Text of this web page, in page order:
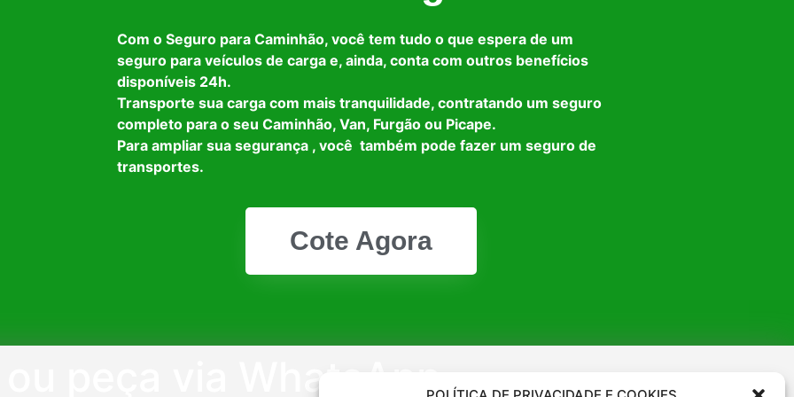
Com o Seguro para Caminhão, você tem tudo o que espera de um
seguro para veículos de carga e, ainda, conta com outros benefícios
disponíveis 24h.
Transporte sua carga com mais tranquilidade, contratando um seguro
completo para o seu Caminhão, Van, Furgão ou Picape.
Para ampliar sua segurança , você também pode fazer um seguro de
transportes.
Cote Agora
ou peça via WhatsApp